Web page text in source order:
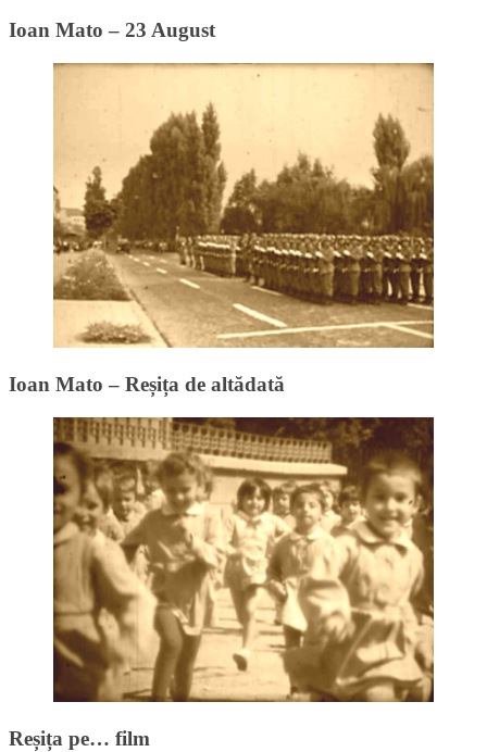
Ioan Mato – 23 August
Ioan Mato – Reșița de altădată
Reșița pe… film